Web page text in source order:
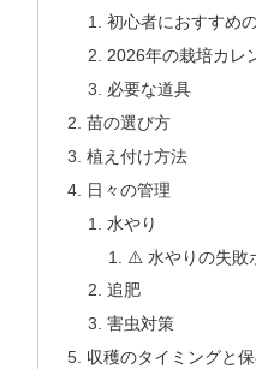
初心者におすすめ
2026年の栽培カレ
必要な道具
苗の選び方
植え付け方法
日々の管理
水やり
⚠️ 水やりの失敗
追肥
害虫対策
収穫のタイミングと